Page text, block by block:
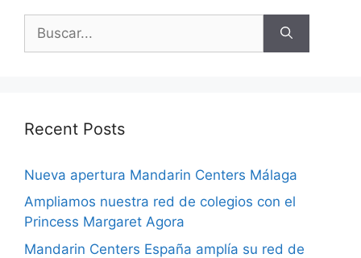
Recent Posts
Nueva apertura Mandarin Centers Málaga
Ampliamos nuestra red de colegios con el
Princess Margaret Agora
Mandarin Centers España amplía su red de